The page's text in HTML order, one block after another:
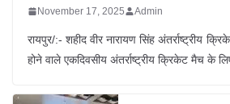
November 17, 2025 Admin
रायपुर/:- शहीद वीर नारायण सिंह अंतर्राष्ट्रीय
होने वाले एकदिवसीय अंतर्राष्ट्रीय क्रिकेट मैच के